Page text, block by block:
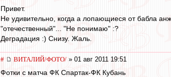
Привет.
Не удивительно, когда а лопающиеся от бабла
"отечественный"... "Не понимаю" :?
Деградация :) Снизу. Жаль.
# ВИТАЛИЙ/ФОТО/ » 01 авг 2011 19:51
Фотки с матча ФК Спартак-ФК Кубань